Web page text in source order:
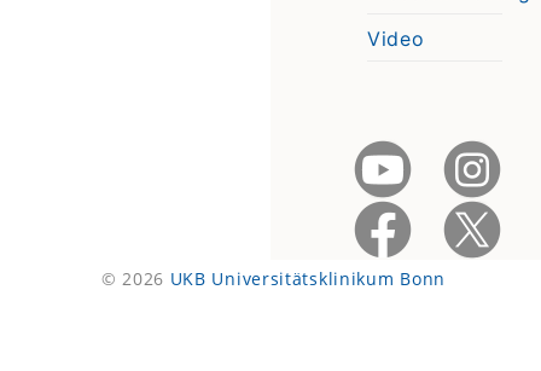
Video
© 2026 UKB Universitätsklinikum Bonn